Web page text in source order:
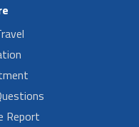
Report